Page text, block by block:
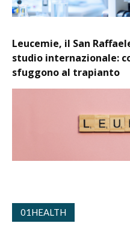
Leucemie, il San
studio internazionale:
sfuggono al trapianto
01HEALTH